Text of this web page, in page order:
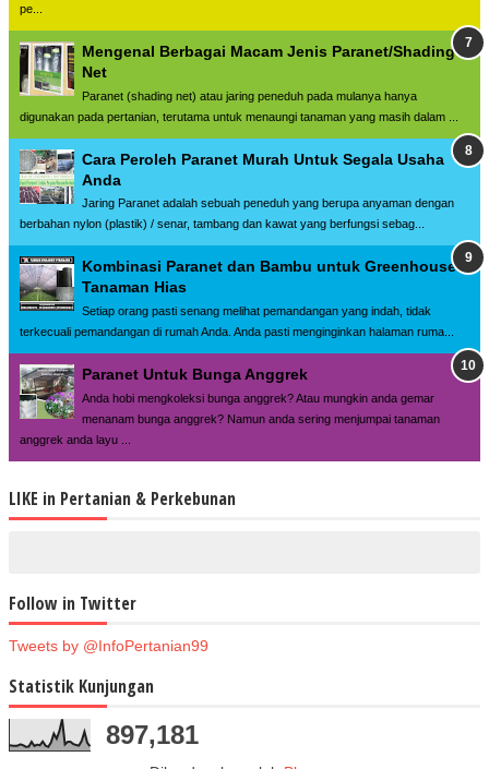
pe...
Mengenal Berbagai Macam Jenis Paranet/Shading
Net
Paranet (shading net) atau jaring peneduh pada mulanya hanya
digunakan pada pertanian, terutama untuk menaungi tanaman yang masih dalam ...
Cara Peroleh Paranet Murah Untuk Segala Usaha
Anda
Jaring Paranet adalah sebuah peneduh yang berupa anyaman dengan
berbahan nylon (plastik) / senar, tambang dan kawat yang berfungsi sebag...
Kombinasi Paranet dan Bambu untuk Greenhouse
Tanaman Hias
Setiap orang pasti senang melihat pemandangan yang indah, tidak
terkecuali pemandangan di rumah Anda. Anda pasti menginginkan halaman ruma...
Paranet Untuk Bunga Anggrek
Anda hobi mengkoleksi bunga anggrek? Atau mungkin anda gemar
menanam bunga anggrek? Namun anda sering menjumpai tanaman
anggrek anda layu ...
LIKE in Pertanian & Perkebunan
Follow in Twitter
Tweets by @InfoPertanian99
Statistik Kunjungan
897,181